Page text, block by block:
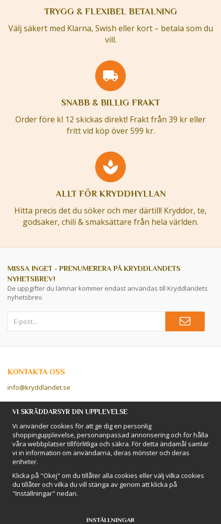
TRYGG & FLEXIBEL BETALNING
Välj säkert med Klarna, Swish eller kort – betala som du
vill.
SNABB & BILLIG FRAKT
Order före kl 12 skickas direkt! Frakt från 39 kr eller
fritt vid köp över 599 kr.
ALLT FÖR KRYDDHYLLAN
Hitta precis det du söker och mer därtill! Kryddor, te,
godsaker, chili & smaksättare från hela världen.
MISSA INGET - PRENUMERERA PÅ KRYDDLANDETS
NYHETSBREV!
De uppgifter du lämnar kommer endast användas till Kryddlandets
nyhetsbrev.
KONTAKTA OSS
info@kryddlandet.se
Följ oss på Facebook!
Följ oss på Instagram!
BETALSÄTT
Hos Kryddlandet handlar du tryggt & säkert - och betalar enkelt med
kort, Klarna eller swish!
VI SKRÄDDARSYR DIN UPPLEVELSE
Vi använder cookies för att ge dig en personlig
shoppingupplevelse, personanpassad annonsering och för hålla
våra webbplatser tillförlitliga och säkra. För detta ändamål samlar
vi in information om användarna, deras mönster och deras
enheter.
Klicka på "Okej" om du tillåter alla cookies eller välj vilka cookies
du tillåter och vilka du vill stänga av genom att klicka på
"Inställningar" nedan.
INSTÄLLNINGAR